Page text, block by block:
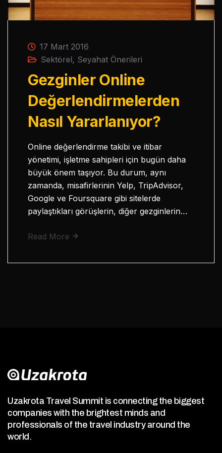
17 Mart 2016
Sektörel, Seyahat Önerileri
Gezginler Online
Değerlendirmelerden
Nasıl Yararlanıyor?
Online değerlendirme takibi ve itibar
yönetimi, işletme sahipleri için bugün daha
büyük önem taşıyor. Bu durum, aynı
zamanda, misafirlerinin Yelp, TripAdvisor,
Google ve Foursquare gibi sitelerde
paylaştıkları görüşlerin, diğer gezginlerin…
Read More
Uzakrota Travel Summit is connecting the biggest
companies with the brightest minds and
professionals of the travel industry around the
world.